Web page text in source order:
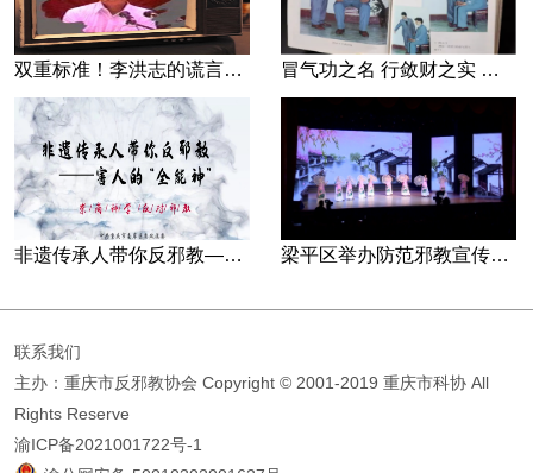
双重标准！李洪志的谎言藏不住了 冒气功之名 行敛财之实 张宏堡义女“小倩”团伙覆灭记
非遗传承人带你反邪教—害人的“全能神” 梁平区举办防范邪教宣传专场文艺演出
联系我们
主办：重庆市反邪教协会 Copyright © 2001-2019 重庆市科协 All
Rights Reserve
渝ICP备2021001722号-1